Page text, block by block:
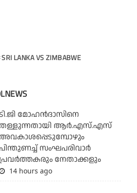
SRI LANKA VS ZIMBABWE
മോഹന്‍ദാസിനെ
തള്ളുന്നതായി ആര്‍.എസ്.എസ്
അവകാശപ്പെടുമ്പോഴും
പിന്തുണച്ച് സംഘപരിവാര്‍
പ്രവര്‍ത്തകരും നേതാക്കളും
14 hours ago